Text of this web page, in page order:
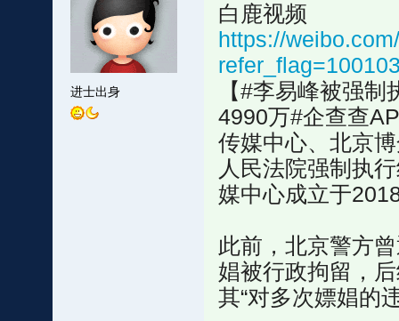
进士出身
白鹿视频
https://
【#李易峰被强
4990万#企查查
传媒中心、北京
人民法院强制执
媒中心成立于
此前，北京警方
娼被行政拘留，
其“对多次嫖娼的